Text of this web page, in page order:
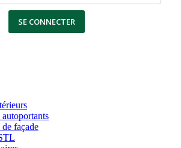
SE CONNECTER
autoportants
de façade